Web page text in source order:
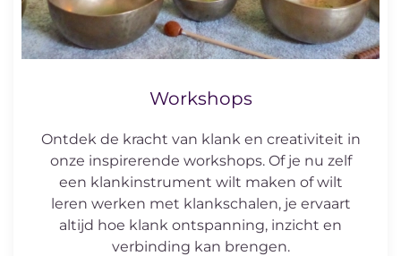
Workshops
Ontdek de kracht van klank en creativiteit in
onze inspirerende workshops. Of je nu zelf
een klankinstrument wilt maken of wilt
leren werken met klankschalen, je ervaart
altijd hoe klank ontspanning, inzicht en
verbinding kan brengen.